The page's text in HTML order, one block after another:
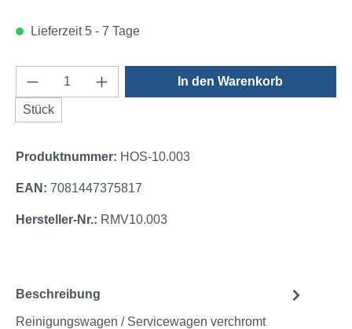
Lieferzeit 5 - 7 Tage
Produkt Anzahl: Gib den gewünschten
Stück
In den Warenkorb
Produktnummer: HOS-10.003
EAN: 7081447375817
Hersteller-Nr.: RMV10.003
Beschreibung
Reinigungswagen / Servicewagen verchromt